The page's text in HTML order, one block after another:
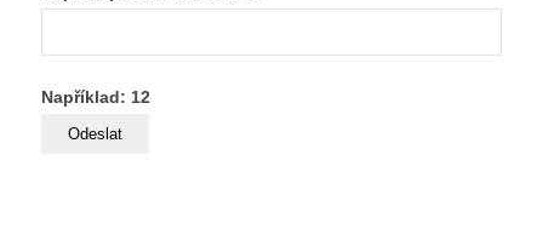
Například: 12